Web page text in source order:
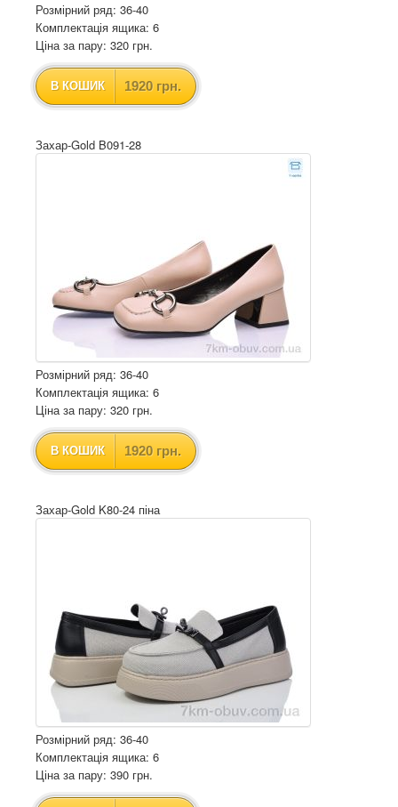
Розмірний ряд: 36-40
Комплектація ящика: 6
Ціна за пару: 320 грн.
В КОШИК 1920 грн.
Захар-Gold B091-28
Розмірний ряд: 36-40
Комплектація ящика: 6
Ціна за пару: 320 грн.
В КОШИК 1920 грн.
Захар-Gold K80-24 піна
Розмірний ряд: 36-40
Комплектація ящика: 6
Ціна за пару: 390 грн.